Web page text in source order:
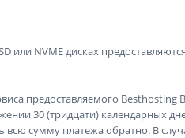
или NVME дисках
предоставляемого
30 (тридцати) календарных
всю сумму платежа обратно. В